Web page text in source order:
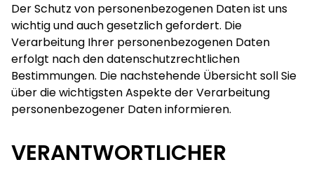
Der Schutz von personenbezogenen Daten ist uns
wichtig und auch gesetzlich gefordert. Die
Verarbeitung Ihrer personenbezogenen Daten
erfolgt nach den datenschutzrechtlichen
Bestimmungen. Die nachstehende Übersicht soll Sie
über die wichtigsten Aspekte der Verarbeitung
personenbezogener Daten informieren.
VERANTWORTLICHER